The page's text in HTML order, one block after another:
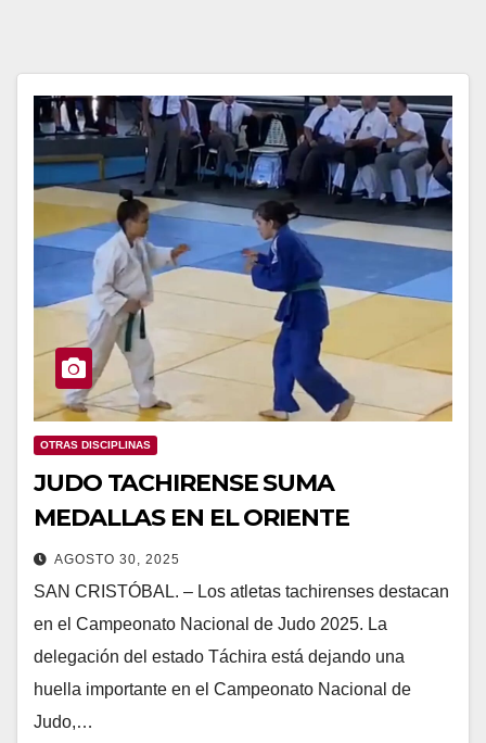
OTRAS DISCIPLINAS
JUDO TACHIRENSE SUMA
MEDALLAS EN EL ORIENTE
AGOSTO 30, 2025
SAN CRISTÓBAL. – Los atletas tachirenses destacan
en el Campeonato Nacional de Judo 2025. La
delegación del estado Táchira está dejando una
huella importante en el Campeonato Nacional de
Judo,…